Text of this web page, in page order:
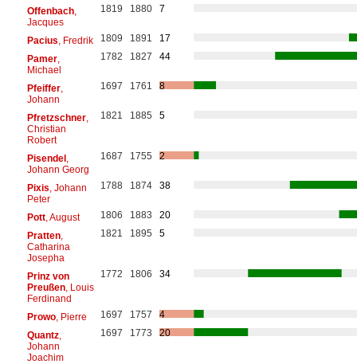
Offenbach,
Jacques
1819 1880 7
Pacius , Fredrik 1809 1891
17
Pamer,
Michael
1782 1827 44
Pfeiffer,
Johann
1697 1761 8
Pfretzschner,
Christian
Robert
1821 1885 5
Pisendel,
Johann Georg
1687 1755 2
Pixis , Johann
Peter
1788 1874 38
Pott, August 1806 1883
20
Pratten,
Catharina
Josepha
1821 1895 5
Prinz von
Preußen, Louis
Ferdinand
1772 1806 34
Prowo, Pierre 1697 1757
4
Quantz,
Johann
Joachim
1697 1773 20